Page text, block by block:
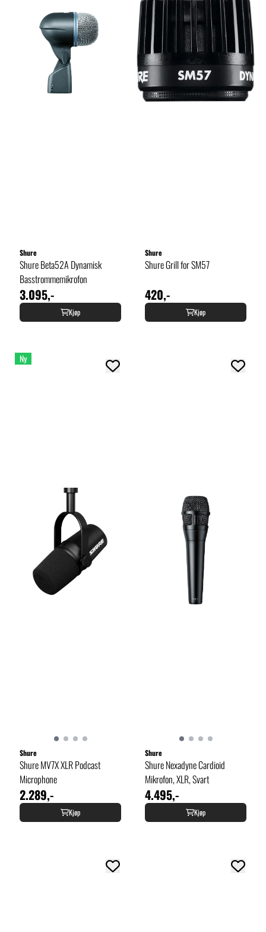
Shure
Shure Beta52A Dynamisk
Basstrommemikrofon
3.095,-
Kjøp
Shure
Shure Grill for SM57
420,-
Kjøp
Ny
Shure
Shure MV7X XLR Podcast
Microphone
2.289,-
Kjøp
Shure
Shure Nexadyne Cardioid
Mikrofon, XLR, Svart
4.495,-
Kjøp